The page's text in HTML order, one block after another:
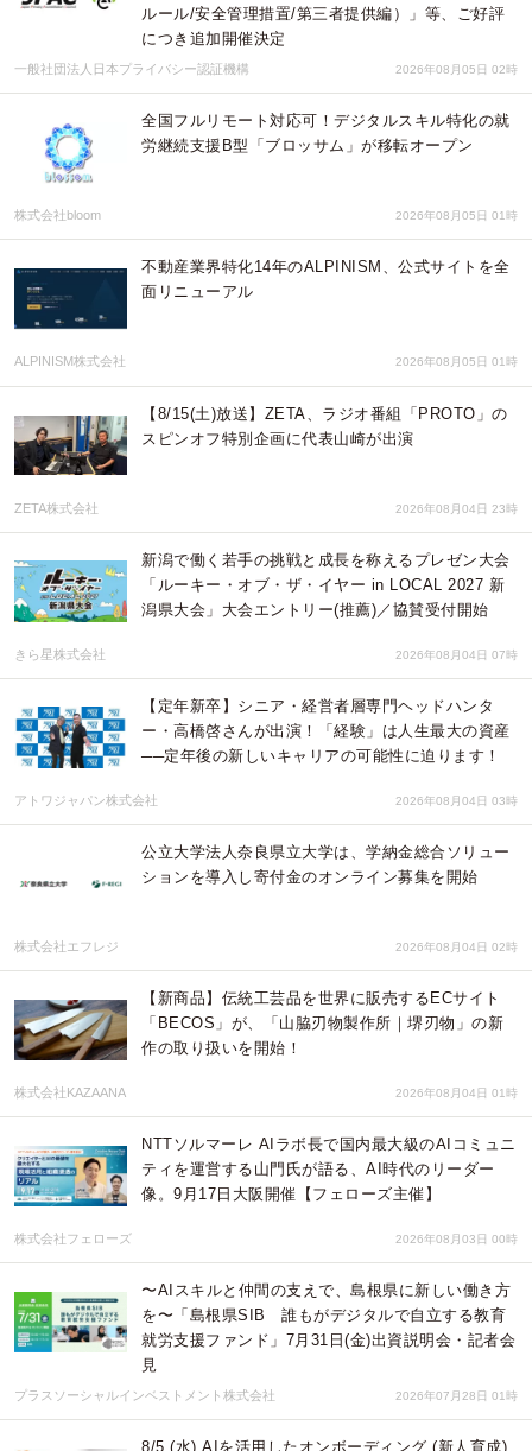
ルール/安全管理措置/第三者提供編）」等、ご好評
につき追加開催決定
一般社団法人日本プライバシー認証機構 2026年08月05日 02時
全国フルリモート対応可！デジタルスキル特化の就
労継続支援B型「ブロッサム」が移転オープン
株式会社bloom 2026年08月05日 01時
不動産業界特化14年のALPINISM、公式サイトを全
面リニューアル
ALPINISM株式会社 2026年08月05日 01時
【8/15(土)放送】ZETA、ラジオ番組「PROTO」の
スピンオフ特別企画に代表山崎が出演
ZETA株式会社 2026年08月04日 23時
新潟で働く若手の挑戦と成長を称えるプレゼン大会
「ルーキー・オブ・ザ・イヤー in LOCAL 2027 新
潟県大会」大会エントリー(推薦)／協賛受付開始
きら星株式会社 2026年08月04日 07時
【定年新卒】シニア・経営者層専門ヘッドハンタ
ー・高橋啓さんが出演！「経験」は人生最大の資産
──定年後の新しいキャリアの可能性に迫ります！
アトワジャパン株式会社 2026年08月04日 03時
公立大学法人奈良県立大学は、学納金総合ソリュー
ションを導入し寄付金のオンライン募集を開始
株式会社エフレジ 2026年08月04日 02時
【新商品】伝統工芸品を世界に販売するECサイト
「BECOS」が、「山脇刃物製作所｜堺刃物」の新
作の取り扱いを開始！
株式会社KAZAANA 2026年08月04日 01時
NTTソルマーレ AIラボ長で国内最大級のAIコミュニ
ティを運営する山門氏が語る、AI時代のリーダー
像。9月17日大阪開催【フェローズ主催】
株式会社フェローズ 2026年08月03日 00時
〜AIスキルと仲間の支えで、島根県に新しい働き方
を〜「島根県SIB 誰もがデジタルで自立する教育
就労支援ファンド」7月31日(金)出資説明会・記者会
見
プラスソーシャルインベストメント株式会社 2026年07月28日 01時
8/5 (水) AIを活用したオンボーディング (新人育成)